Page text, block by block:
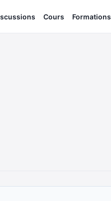
Cours Formations